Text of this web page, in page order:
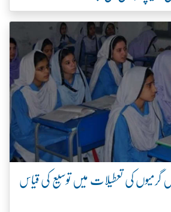
کی تعطیلات میں توسیع کی قیاس